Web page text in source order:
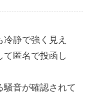
静で強く見え
て匿名で投函し
騒音が確認されて